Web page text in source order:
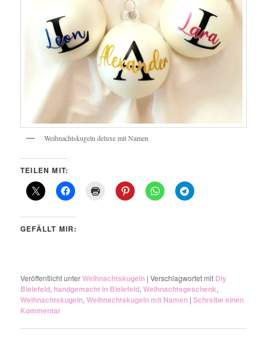
Weihnachtskugeln deluxe mit Namen
TEILEN MIT:
GEFÄLLT MIR:
Veröffentlicht unterWeihnachtskugeln |Verschlagwortet mit Diy
Bielefeld, handgemacht in Bielefeld,Weihnachtsgeschenk,
Weihnachtskugeln,Weihnachtskugeln mit Namen |Schreibe einen
Kommentar